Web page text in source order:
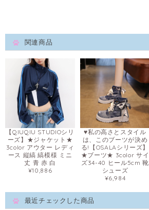
関連商品
【QIUQIU STUDIOシリ
ーズ】★ジャケット★
3color アウター レディ
ース 縦縞 縞模様 ミニ
丈 青 赤 白
¥10,886
♥私の高さとスタイル
は、このブーツが決め
る!【OSALAシリーズ】
★ブーツ★ 3color サイ
ズ34-40 ヒール5cm 靴
シューズ
¥6,984
最近チェックした商品